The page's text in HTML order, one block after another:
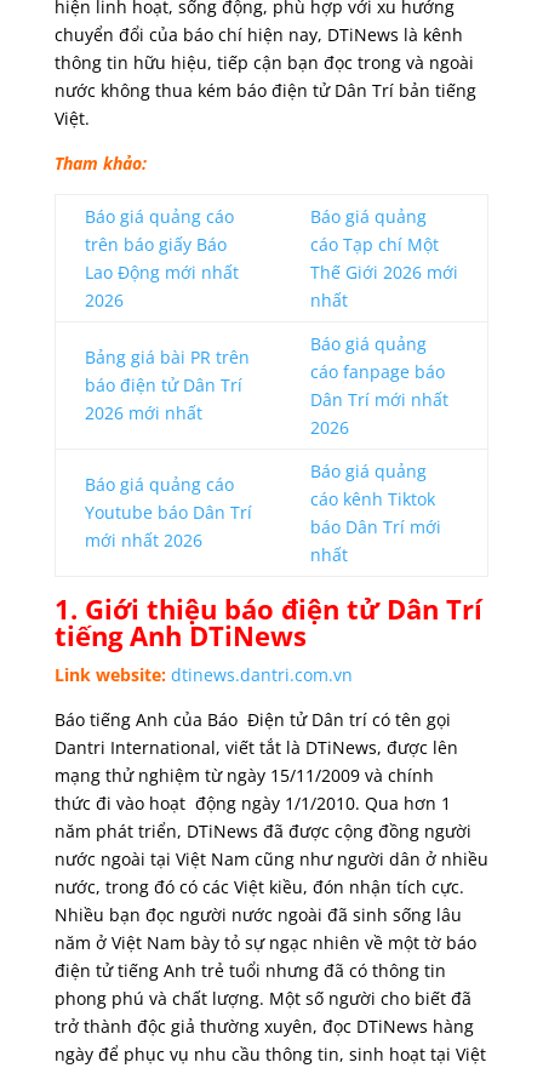
hiện linh hoạt, sống động, phù hợp với xu hướng
chuyển đổi của báo chí hiện nay, DTiNews là kênh
thông tin hữu hiệu, tiếp cận bạn đọc trong và ngoài
nước không thua kém báo điện tử Dân Trí bản tiếng
Việt.
Tham khảo:
Báo giá quảng cáo
trên báo giấy Báo
Lao Động mới nhất
2026
Báo giá quảng
cáo Tạp chí Một
Thế Giới 2026 mới
nhất
Bảng giá bài PR trên
báo điện tử Dân Trí
2026 mới nhất
Báo giá quảng
cáo fanpage báo
Dân Trí mới nhất
2026
Báo giá quảng cáo
Youtube báo Dân Trí
mới nhất 2026
Báo giá quảng
cáo kênh Tiktok
báo Dân Trí mới
nhất
1. Giới thiệu báo điện tử Dân Trí
tiếngAnh DTiNews
Link website: dtinews.dantri.com.vn
Báo tiếng Anh của Báo Điện tử Dân trí có tên gọi
Dantri International, viết tắt là DTiNews, được lên
mạng thử nghiệm từ ngày 15/11/2009 và chính
thức đi vào hoạt động ngày 1/1/2010. Qua hơn 1
năm phát triển, DTiNews đã được cộng đồng người
nước ngoài tại Việt Nam cũng như người dân ở nhiều
nước, trong đó có các Việt kiều, đón nhận tích cực.
Nhiều bạn đọc người nước ngoài đã sinh sống lâu
năm ở Việt Nam bày tỏ sự ngạc nhiên về một tờ báo
điện tử tiếng Anh trẻ tuổi nhưng đã có thông tin
phong phú và chất lượng. Một số người cho biết đã
trở thành độc giả thường xuyên, đọc DTiNews hàng
ngày để phục vụ nhu cầu thông tin, sinh hoạt tại Việt